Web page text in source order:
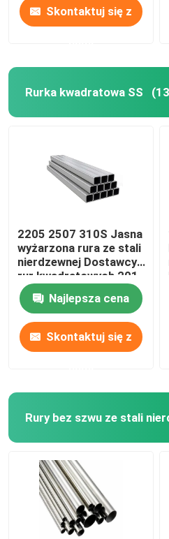
Skontaktuj się z
Rurka kwadratowa SS
2205 2507 310S Jasna
wyżarzona rura ze stali
nierdzewnej Dostawcy
rur kwadratowych 201
304 304L 316 316L
Najlepsza cena
Skontaktuj się z
Rury bez szwu ze stali